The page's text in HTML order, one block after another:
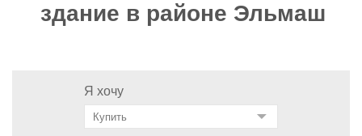
здание в районе Эльмаш
Я хочу